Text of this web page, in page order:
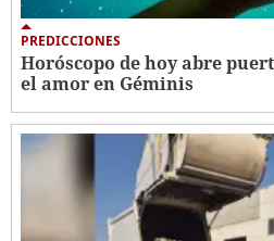
PREDICCIONES
Horóscopo de hoy abre
el amor en Géminis